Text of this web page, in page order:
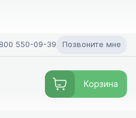
550-09-39 Позвоните мне
Корзина